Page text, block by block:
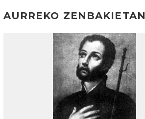
AURREKO ZENBAKIETAN